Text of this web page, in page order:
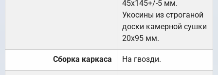
45х145+/-5 мм.
Укосины из строганой
доски камерной сушки
20х95 мм.
Сборка каркаса На гвозди.